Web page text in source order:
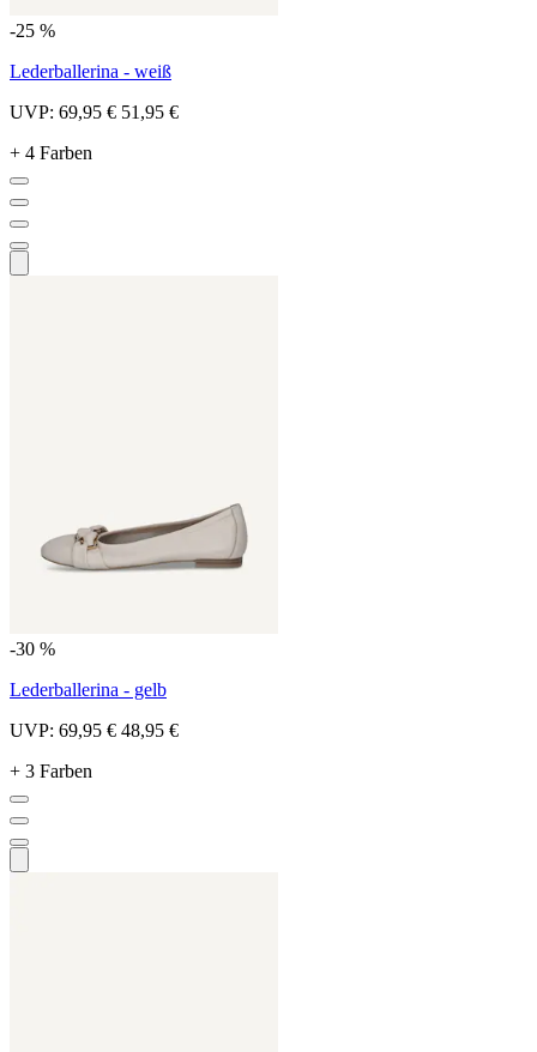
-25 %
Lederballerina - weiß
UVP: 69,95 € 51,95 €
+ 4 Farben
-30 %
Lederballerina - gelb
UVP: 69,95 € 48,95 €
+ 3 Farben